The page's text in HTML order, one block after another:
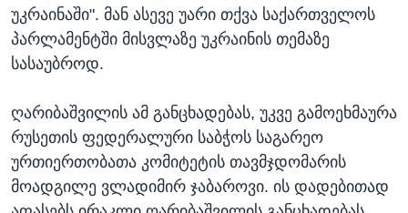
უკრაინაში". მან ასევე უარი თქვა საქართველოს
პარლამენტში მისვლაზე უკრაინის თემაზე
სასაუბროდ.
ღარიბაშვილის ამ განცხადებას, უკვე გამოეხმაურა
რუსეთის ფედერალური საბჭოს საგარეო
ურთიერთობათა კომიტეტის თავმჯდომარის
მოადგილე ვლადიმირ ჯაბაროვი. ის დადებითად